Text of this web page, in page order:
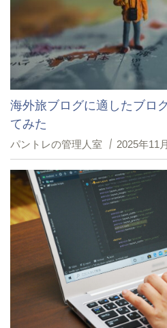
海外旅ブログに適したブロ
てみた
パントレの管理人室 2025年11